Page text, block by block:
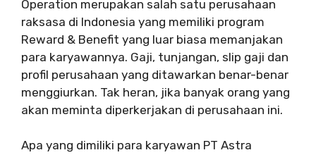
Operation merupakan salah satu perusahaan
raksasa di Indonesia yang memiliki program
Reward & Benefit yang luar biasa memanjakan
para karyawannya. Gaji, tunjangan, slip gaji dan
profil perusahaan yang ditawarkan benar-benar
menggiurkan. Tak heran, jika banyak orang yang
akan meminta diperkerjakan di perusahaan ini.
Apa yang dimiliki para karyawan PT Astra